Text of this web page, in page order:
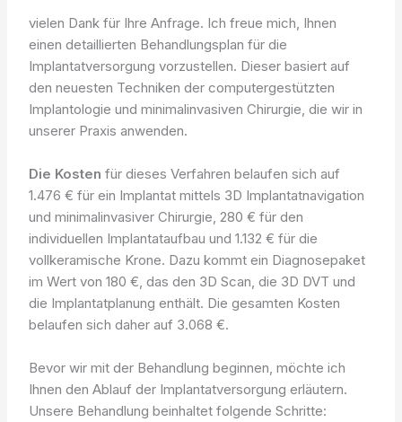
vielen Dank für Ihre Anfrage. Ich freue mich, Ihnen
einen detaillierten Behandlungsplan für die
Implantatversorgung vorzustellen. Dieser basiert auf
den neuesten Techniken der computergestützten
Implantologie und minimalinvasiven Chirurgie, die wir in
unserer Praxis anwenden.
Die Kosten für dieses Verfahren belaufen sich auf
1.476 € für ein Implantat mittels 3D Implantatnavigation
und minimalinvasiver Chirurgie, 280 € für den
individuellen Implantataufbau und 1.132 € für die
vollkeramische Krone. Dazu kommt ein Diagnosepaket
im Wert von 180 €, das den 3D Scan, die 3D DVT und
die Implantatplanung enthält. Die gesamten Kosten
belaufen sich daher auf 3.068 €.
Bevor wir mit der Behandlung beginnen, möchte ich
Ihnen den Ablauf der Implantatversorgung erläutern.
Unsere Behandlung beinhaltet folgende Schritte: